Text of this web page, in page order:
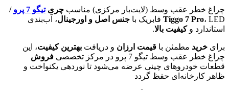
چراغ خطر عقب وسط (لایت‌بار مرکزی) مناسب چریتیگو 7 پرو
/
Tiggo 7 Pro، LED فابریک با جنس اصل و اورجینال، آب‌بندی
استاندارد وکیفیت بالا.
برای خرید مطمئن با قیمت ارزان و دریافت بهترین کیفیت، این
چراغ خطر عقب وسط تیگو 7 پرو در مرکز تخصصی
فروش
قطعات خودروهای چینی عرضه می‌شود تا نوردهی یکنواخت و
ظاهر کارخانه‌ای حفظ گردد